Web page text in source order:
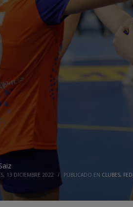
13 DICIEMBRE 2022 / PUBLICADO EN CLUBES,